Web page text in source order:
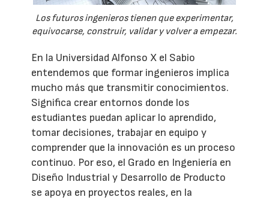
Los futuros ingenieros tienen que experimentar,
equivocarse, construir, validar y volver a empezar.
En la Universidad Alfonso X el Sabio
entendemos que formar ingenieros implica
mucho más que transmitir conocimientos.
Significa crear entornos donde los
estudiantes puedan aplicar lo aprendido,
tomar decisiones, trabajar en equipo y
comprender que la innovación es un proceso
continuo. Por eso, el Grado en Ingeniería en
Diseño Industrial y Desarrollo de Producto
se apoya en proyectos reales, en la